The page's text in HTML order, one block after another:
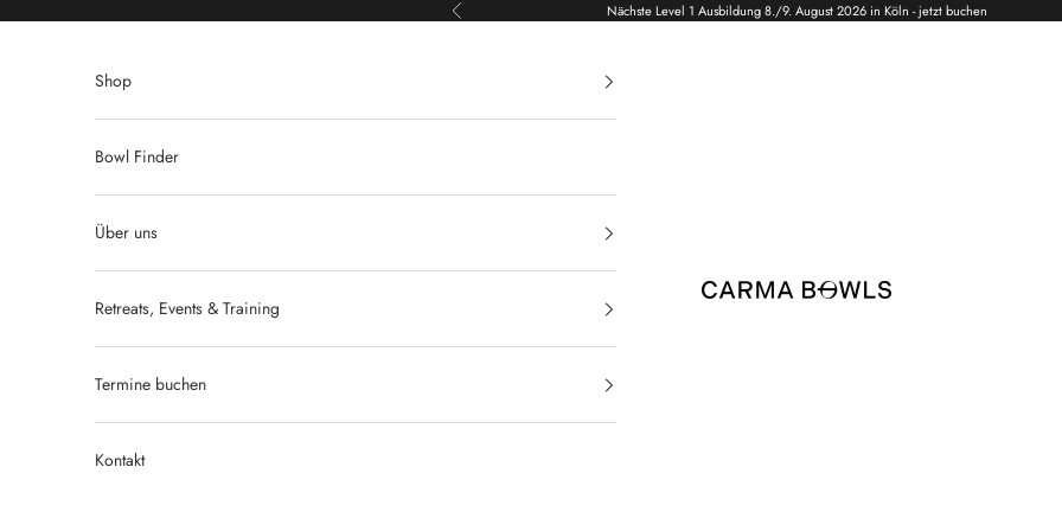
Zurück Nächste Level 1 Ausbildung 8./9. August 2026 in Köln - jetzt buchen
Carma Bowls
Shop
Bowl Finder
Über uns
Retreats, Events & Training
Termine buchen
Kontakt